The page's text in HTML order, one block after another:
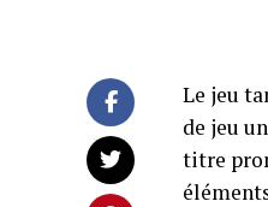
Le jeu
de jeu
titre